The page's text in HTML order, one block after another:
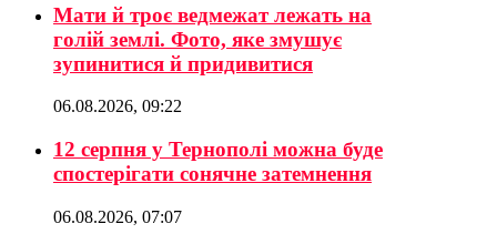
Мати й троє ведмежат лежать на
голій землі. Фото, яке змушує
зупинитися й придивитися
06.08.2026, 09:22
12 серпня у Тернополі можна буде
спостерігати сонячне затемнення
06.08.2026, 07:07